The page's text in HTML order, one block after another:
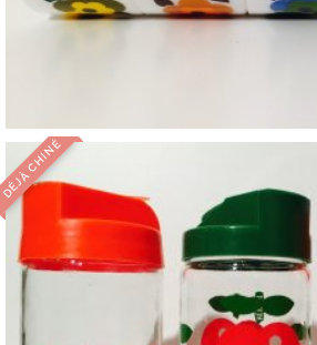
DÉJÀ CHINÉ